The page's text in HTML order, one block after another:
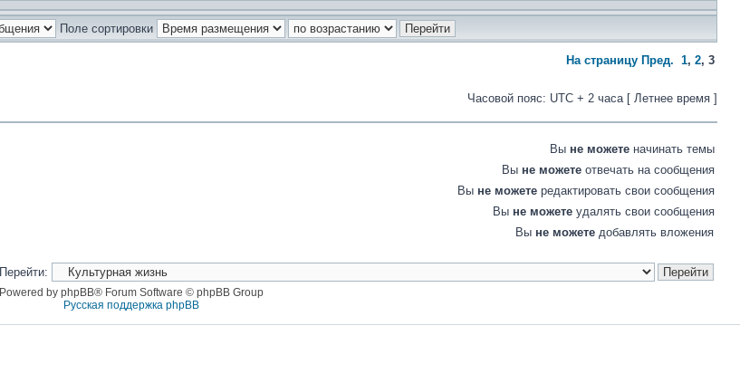
Поле сортировки
На страницу Пред. 1, 2, 3
Часовой пояс: UTC + 2 часа [ Летнее время ]
Вы не можете начинать темы
Вы не можете отвечать на сообщения
Вы не можете редактировать свои сообщения
Вы не можете удалять свои сообщения
Вы не можете добавлять вложения
Перейти:
Powered by phpBB® Forum Software © phpBB Group
Русская поддержка phpBB